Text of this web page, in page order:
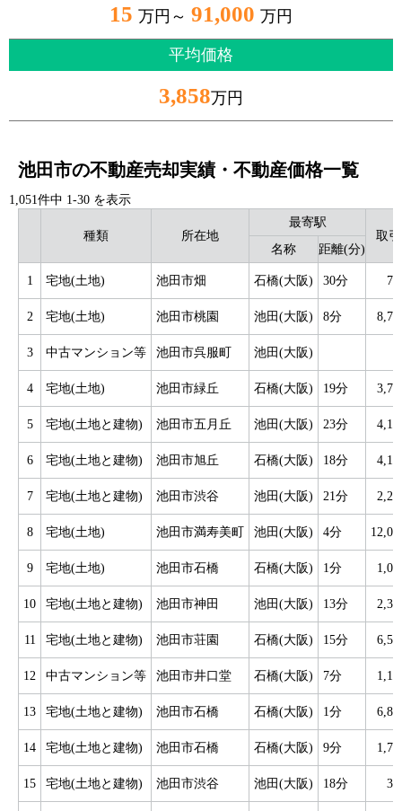
15 万円～ 91,000 万円
平均価格
3,858万円
池田市の不動産売却実績・不動産価格一覧
1,051件中 1-30 を表示
種類 所在地
最寄駅
取
名称
距離(分)
1 宅地(土地) 池田市畑 石橋(大阪) 30分
2 宅地(土地) 池田市桃園 池田(大阪) 8分
3 中古マンション等 池田市呉服町 池田(大阪)
4 宅地(土地) 池田市緑丘 石橋(大阪) 19分
5 宅地(土地と建物) 池田市五月丘 池田(大阪) 23分
6 宅地(土地と建物) 池田市旭丘 石橋(大阪) 18分
7 宅地(土地と建物) 池田市渋谷 池田(大阪) 21分
8 宅地(土地) 池田市満寿美町 池田(大阪) 4分
9 宅地(土地) 池田市石橋 石橋(大阪) 1分
10 宅地(土地と建物) 池田市神田 池田(大阪) 13分
11 宅地(土地と建物) 池田市荘園 石橋(大阪) 15分
12 中古マンション等 池田市井口堂 石橋(大阪) 7分
13 宅地(土地と建物) 池田市石橋 石橋(大阪) 1分
14 宅地(土地と建物) 池田市石橋 石橋(大阪) 9分
15 宅地(土地と建物) 池田市渋谷 池田(大阪) 18分